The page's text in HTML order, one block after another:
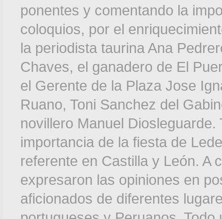
ponentes y comentando la
coloquios, por el
la periodista taurina Ana
Chaves, el ganadero de El
el Gerente de la Plaza Jose
Ruano, Toni Sanchez del
novillero Manuel
importancia de la fiesta de
referente en Castilla y León. A
expresaron las opiniones en
aficionados de diferentes